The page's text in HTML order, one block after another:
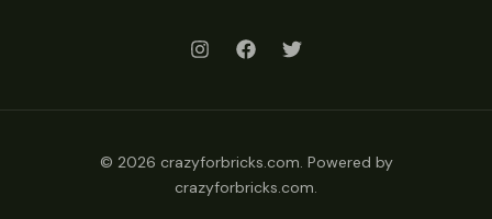
© 2026 crazyforbricks.com. Powered by
crazyforbricks.com.